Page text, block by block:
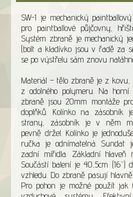
SW-1 je mechanický
pro paintballové půjčovny,
Systém zbraně je mechanický
(bolt a kladívko jsou v řadě za
se po výstřelu sám znovu
Materiál – tělo zbraně je z
z odolného polymeru. Na
zbraně jsou 20mm montáže
doplňků. Kolínko na zásobník
strany, zásobník je v něm
pevně držel. Kolínko je
ručka je odnímatelná.
zadní mířidla. Základní hlaveň
Součástí balení je 40,5cm (16“)
vzhledu. Do zbraně pasují
Pro pohon je možné použít jak